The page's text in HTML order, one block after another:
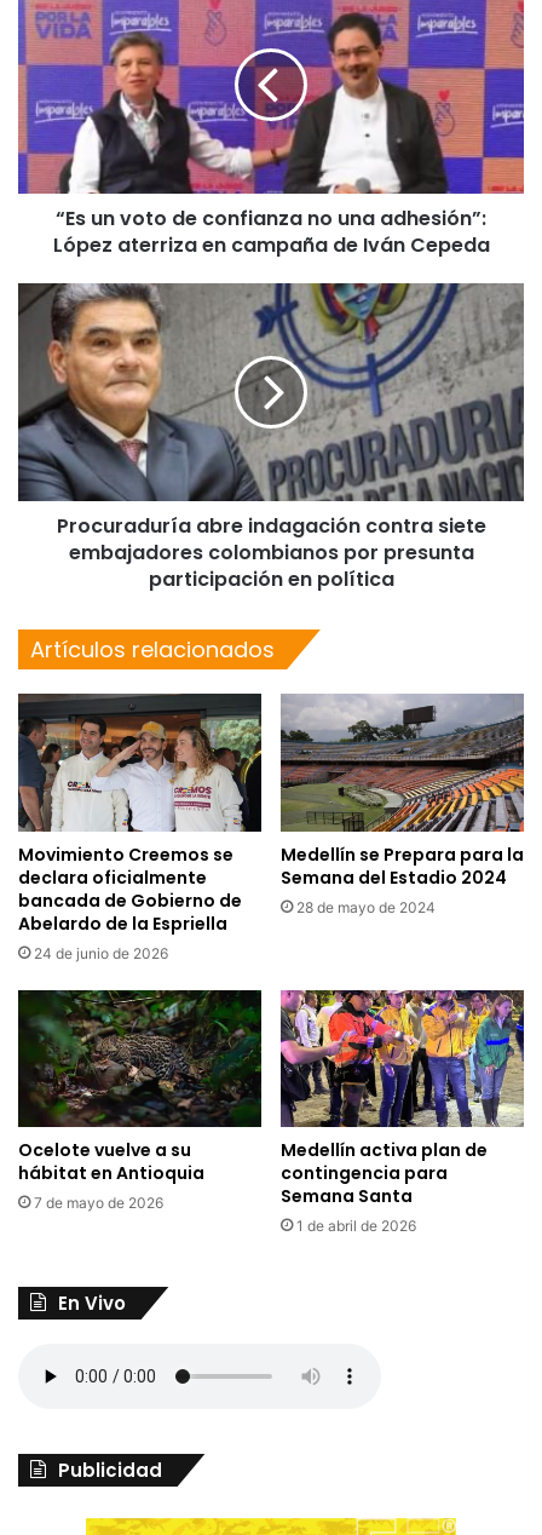
“Es un voto de confianza no una adhesión”:
López aterriza en campaña de Iván Cepeda
Procuraduría abre indagación contra siete
embajadores colombianos por presunta
participación en política
Artículos relacionados
Movimiento Creemos se
declara oficialmente
bancada de Gobierno de
Abelardo de la Espriella
24 de junio de 2026
Medellín se Prepara para la
Semana del Estadio 2024
28 de mayo de 2024
Ocelote vuelve a su
hábitat en Antioquia
7 de mayo de 2026
Medellín activa plan de
contingencia para
Semana Santa
1 de abril de 2026
En Vivo
Publicidad